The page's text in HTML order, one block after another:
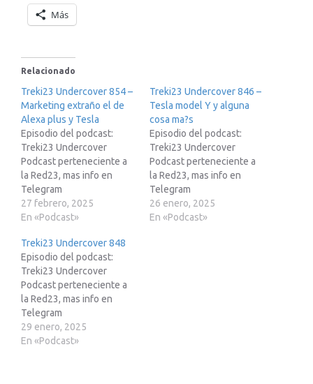
Más
Relacionado
Treki23 Undercover 854 –
Marketing extraño el de
Alexa plus y Tesla
Episodio del podcast:
Treki23 Undercover
Podcast perteneciente a
la Red23, mas info en
Telegram
https://t.me/red23esSi
estas pensando en
mi enlace de
recomendación para que
pueda obtener 250€ de
descuento.
http://treki23.com/teslaEn
lace para apuntarte a
Mike”s Academy:
https://treki23.com/mikes
27 febrero, 2025
En «Podcast»
Treki23 Undercover 846 –
Tesla model Y y alguna
cosa ma?s
Episodio del podcast:
Treki23 Undercover
Podcast perteneciente a
la Red23, mas info en
Telegram
https://t.me/red23es Si
estas pensando en
26 enero, 2025
En «Podcast»
Treki23 Undercover 848
Episodio del podcast:
Treki23 Undercover
Podcast perteneciente a
la Red23, mas info en
Telegram
https://t.me/red23es Si
estas pensando en
29 enero, 2025
En «Podcast»